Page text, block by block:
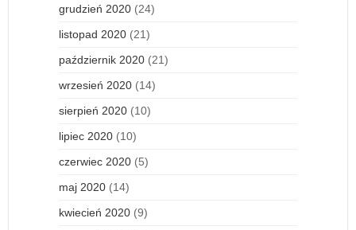
grudzień 2020 (24)
listopad 2020 (21)
październik 2020 (21)
wrzesień 2020 (14)
sierpień 2020 (10)
lipiec 2020 (10)
czerwiec 2020 (5)
maj 2020 (14)
kwiecień 2020 (9)